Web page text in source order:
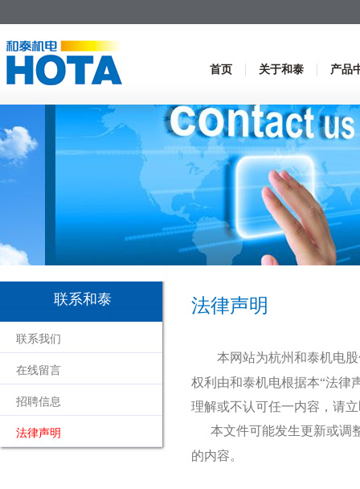
首页 关于和泰 产品
联系和泰
联系我们
在线留言
招聘信息
法律声明
法律声明
本网站为杭州和泰机电
权利由和泰机电根据本“法律
理解或不认可任一内容，请
本文件可能发生更新或调
的内容。